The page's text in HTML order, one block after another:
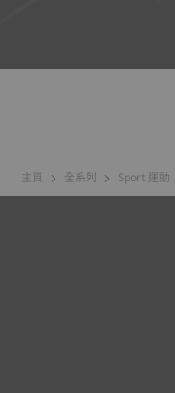
主頁 全系列 Sport 運動